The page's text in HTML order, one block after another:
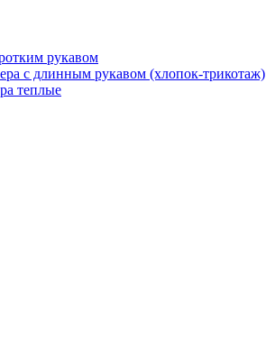
рукавом
с длинным рукавом (хлопок-трикотаж)
теплые